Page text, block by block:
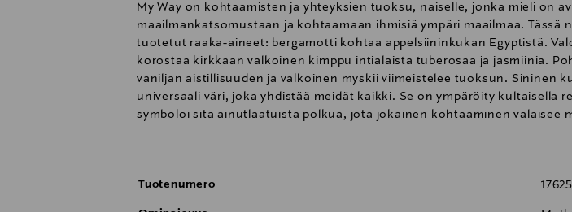
My Way on kohtaamisten ja yhteyksien tuoksu, naiselle, jonka mieli on
maailmankatsomustaan ja kohtaamaan ihmisiä ympäri maailmaa.
tuotetut raaka-aineet: bergamotti kohtaa appelsiininkukan Egyptistä.
korostaa kirkkaan valkoinen kimppu intialaista tuberosaa ja jasmiinia.
vaniljan aistillisuuden ja valkoinen myskii viimeistelee tuoksun. Sininen
universaali väri, joka yhdistää meidät kaikki. Se on ympäröity kultaisella
symboloi sitä ainutlaatuista polkua, jota jokainen kohtaaminen valaisee
Tuotenumero